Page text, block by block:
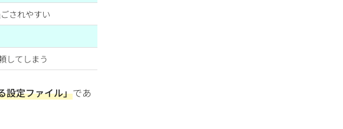
されやすい
してしまう
設定ファイル」であ